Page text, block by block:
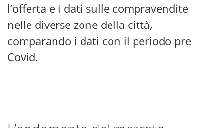
l’offerta e i dati sulle compravendite
nelle diverse zone della città,
comparando i dati con il periodo pre
Covid.